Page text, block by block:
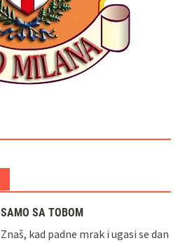
SAMO SA TOBOM
Znaš, kad padne mrak i ugasi se dan